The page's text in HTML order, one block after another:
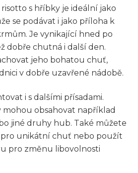
s⁢ hříbky je ideální jako
se podávat i jako příloha k
Je vynikající hned po
dobře chutná ⁣i další den.
jeho bohatou​ chuť,
v dobře uzavřené ⁢nádobě.
‌i s dalšími přísadami.
obsahovat⁤ například
jiné druhy hub. Také můžete‍
⁣unikátní chuť nebo⁤ použít⁢
pro změnu libovolnosti